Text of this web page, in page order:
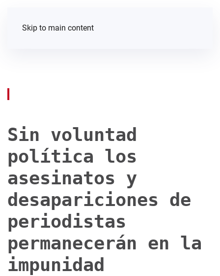
Skip to main content
Sin voluntad
política los
asesinatos y
desapariciones de
periodistas
permanecerán en la
impunidad